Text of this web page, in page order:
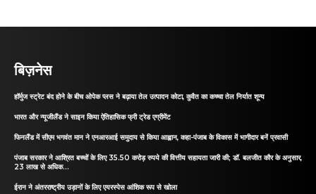
बिज़नेस
हॉर्मुज स्ट्रेट बंद होने के बीच ओपेक प्लस ने बढ़ाया तेल उत्पादन कोटा, कुवैत का कच्चा तेल निर्यात शून्य
भारत और न्यूजीलैंड ने साइन किया ऐतिहासिक फ्री ट्रेड एग्रीमेंट
फिनलैंड में सीएम भगवंत मान ने एनआरआई समुदाय से किया आह्वान, कहा-पंजाब के विकास में भागीदार बनें प्रवासी
पंजाब सरकार ने आश्रित बच्चों के लिए 35.50 करोड़ रुपये की वित्तीय सहायता जारी की; डॉ. बलजीत कौर के अनुसार,
23 लाख से अधिक...
ईरान ने अंतरराष्ट्रीय उड़ानों के लिए एयरस्पेस आंशिक रूप से खोला